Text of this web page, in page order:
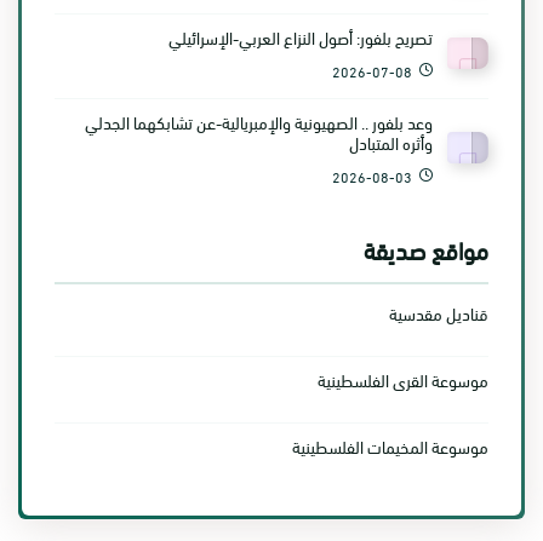
تصريح بلفور: أصول النزاع العربي-الإسرائيلي
2026-07-08
وعد بلفور .. الصهيونية والإمبريالية-عن تشابكهما الجدلي
وأثره المتبادل
2026-08-03
مواقع صديقة
قناديل مقدسية
موسوعة القرى الفلسطينية
موسوعة المخيمات الفلسطينية